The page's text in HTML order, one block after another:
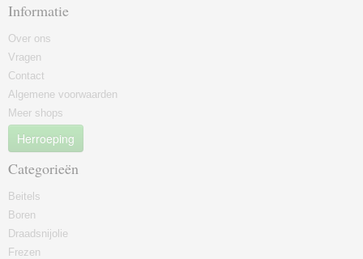
Informatie
Over ons
Vragen
Contact
Algemene voorwaarden
Meer shops
Herroeping
Categorieën
Beitels
Boren
Draadsnijolie
Frezen